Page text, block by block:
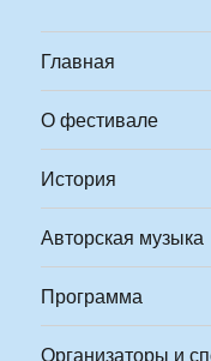
Главная
О фестивале
История
Авторская музыка
Программа
Организаторы и